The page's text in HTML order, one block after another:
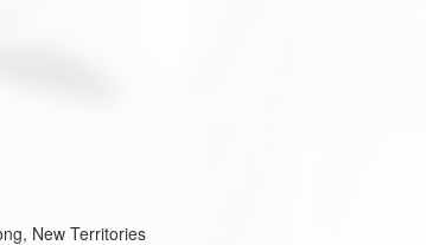
New Territories